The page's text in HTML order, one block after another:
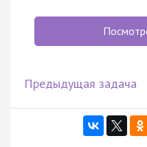
Предыдущая задача